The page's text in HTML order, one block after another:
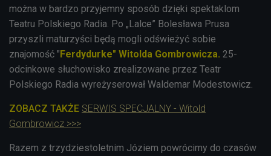
"Ferdydurke" Witolda Gombrowicza - cz. 15.
 15'02
"Ferdydurke" Witolda Gombrowicza - cz. 16.
 15'17 
"Ferdydurke" Witolda Gombrowicza - cz. 17.
można w bardzo przyjemny sposób dzięki spektaklom
Teatru Polskiego Radia. Po „Lalce” Bolesława Prusa
przyszli maturzyści będą mogli odświeżyć sobie
znajomość "Ferdydurke" Witolda Gombrowicza. 25-
odcinkowe słuchowisko zrealizowane przez Teatr
Polskiego Radia wyreżyserował Waldemar Modestowicz.
ZOBACZ TAKŻE SERWIS SPECJALNY - Witold
Gombrowicz >>>
Razem z trzydziestoletnim Józiem powrócimy do czasów